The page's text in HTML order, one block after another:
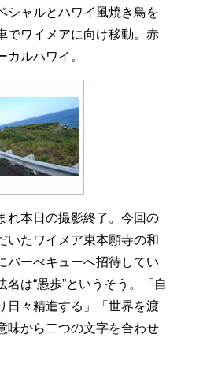
シャルとハワイ風焼き鳥を
でワイメアに向け移動。赤
カルハワイ。
本日の撮影終了。今回の
いたワイメア東本願寺の和
バーべキューへ招待してい
名は“愚歩”というそう。「自
日々精進する」「世界を渡
味から二つの文字を合わせ